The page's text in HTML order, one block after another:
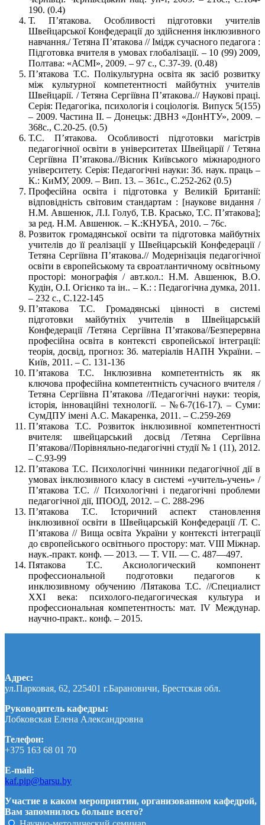
190. (0.4)
Т. П’ятакова. Особливості підготовки учителів
Швейцарської Конфедерації до здійснення інклюзивного
навчання./ Тетяна П’ятакова // Імідж сучасного педагога :
Підготовка вчителя в умовах глобалізації. – 10 (99) 2009,
Полтава: «АСМІ», 2009. – 97 с., С.37-39. (0.48)
П’ятакова Т.С. Полікультурна освіта як засіб розвитку
між культурної компетентності майбутніх учителів
Швейцарії. / Тетяна Сергіївна П’ятакова.// Наукові праці.
Серія: Педагогіка, психологія і соціологія. Випуск 5(155)
– 2009. Частина ІІ. – Донецьк: ДВНЗ «ДонНТУ», 2009. –
368с., С.20-25. (0.5)
Т.С. П’ятакова. Особливості підготовки магістрів
педагогічної освіти в університетах Швейцарії / Тетяна
Сергіївна П’ятакова.//Вісник Київського міжнародного
університету. Серія: Педагогічні науки: Зб. наук. праць –
К.: КиМУ, 2009. – Вип. 13. – 361с., С.252-262 (0.5)
Професійна освіта і підготовка у Великій Британії:
відповідність світовим стандартам : [наукове видання /
Н.М. Авшенюк, Л.І. Голуб, Т.В. Красько, Т.С. П’ятакова];
за ред. Н.М. Авшенюк. – К.:КНУБА, 2010. – 76с.
Розвиток громадянської освіти та підготовка майбутніх
учителів до її реалізації у Швейцарській Конфедерації /
Тетяна Сергіївна П’ятакова.// Модернізація педагогічної
освіти в європейському та євроатлантичному освітньому
просторі: монографія / авт.кол.: Н.М. Авшенюк, В.О.
Кудін, О.І. Огієнко та ін.. – К.: : Педагогічна думка, 2011.
– 232 с., С.122-145
П’ятакова Т.С. Громадянські цінності в системі
підготовки майбутніх учителів в Швейцарській
Конфедерації /Тетяна Сергіївна П’ятакова//Безперервна
професійна освіта в контексті європейської інтеграції:
теорія, досвід, прогноз: Зб. матеріалів НАПН України. –
Київ, 2011. – С. 131-136
П’ятакова Т.С. Інклюзивна компетентність як як
ключова професійна компетентність сучасного вчителя /
Тетяна Сергіївна П’ятакова //Педагогічні науки: теорія,
історія, інноваційні технології. – №6-7(16-17). – Суми:
СумДПУ імені А.С. Макаренка, 2011. – С.259-269
П’ятакова Т.С. Розвиток інклюзивної компетентності
вчителя: швейцарський досвід /Тетяна Сергіївна
П’ятакова//Порівняльно-педагогічні студії № 1 (11), 2012.
– С.93-99
П’ятакова Т.С. Психологічні чинники педагогічної дії в
умовах інклюзивного класу в системі «учитель-учень» /
П’ятакова Т.С. // Психологічні і педагогічні проблеми
педагогічної дії, ІПООД, 2012. – С. 288-296
П’ятакова Т.С. Історичний аспект становлення
інклюзивної освіти в Швейцарській Конфедерації /Т. С.
П’ятакова // Вища освіта України у контексті інтеграції
до європейського освітнього простору: мат. VІІI Міжнар.
наук.-практ. конф. — 2013. — T. VII. — C. 487—497.
Пятакова Т.С. Аксиологический компонент
профессиональной подготовки педагогов к
инклюзивному обучению /Пятакова Т.С. //Специалист
ХХI века: психолого-педагогическая культура и
профессиональная компетентность: мат. IV Междунар.
научно-практ.. конф. – 2015.
Адрес:
ул.Парковая, 62, 225401 г.Барановичи, Брестская обл.
Руководитель кафедры:
Лобковская Елена Александровна
Телефон:
+375 163 68 01 70
E-mail:
kaf.pip@barsu.by
Участие в каком мероприятии, организованном кафедрой,
Вам запомнилось больше всего?